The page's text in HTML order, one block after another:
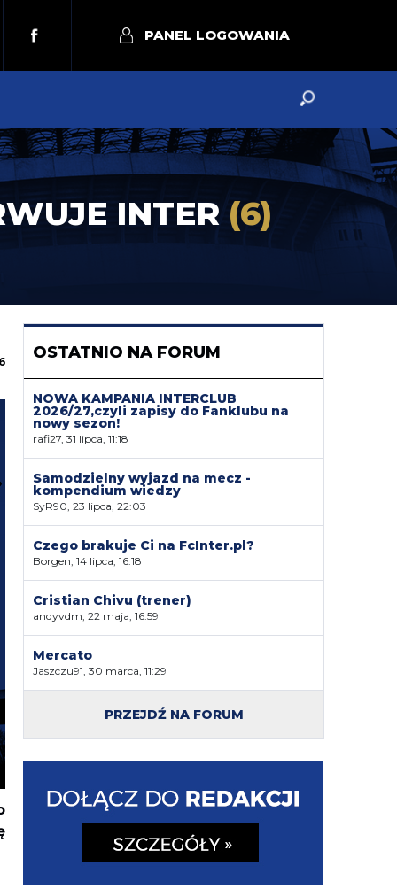
PANEL LOGOWANIA
INTER (6)
6 OSTATNIO NA FORUM
NOWA KAMPANIA INTERCLUB
2026/27,czyli zapisy do Fanklubu na
nowy sezon!
rafi27, 31 lipca, 11:18
Samodzielny wyjazd na mecz -
kompendium wiedzy
SyR90, 23 lipca, 22:03
Czego brakuje Ci na FcInter.pl?
Borgen, 14 lipca, 16:18
Cristian Chivu (trener)
andyvdm, 22 maja, 16:59
Mercato
Jaszczu91, 30 marca, 11:29
PRZEJDŹ NA FORUM